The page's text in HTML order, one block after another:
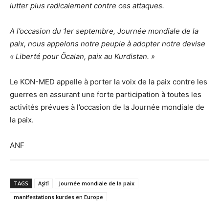
lutter plus radicalement contre ces attaques.
A l’occasion du 1er septembre, Journée mondiale de la
paix, nous appelons notre peuple à adopter notre devise
« Liberté pour Öcalan, paix au Kurdistan. »
Le KON-MED appelle à porter la voix de la paix contre les
guerres en assurant une forte participation à toutes les
activités prévues à l’occasion de la Journée mondiale de
la paix.
ANF
TAGS Aşitî
Journée mondiale de la paix
manifestations kurdes en Europe